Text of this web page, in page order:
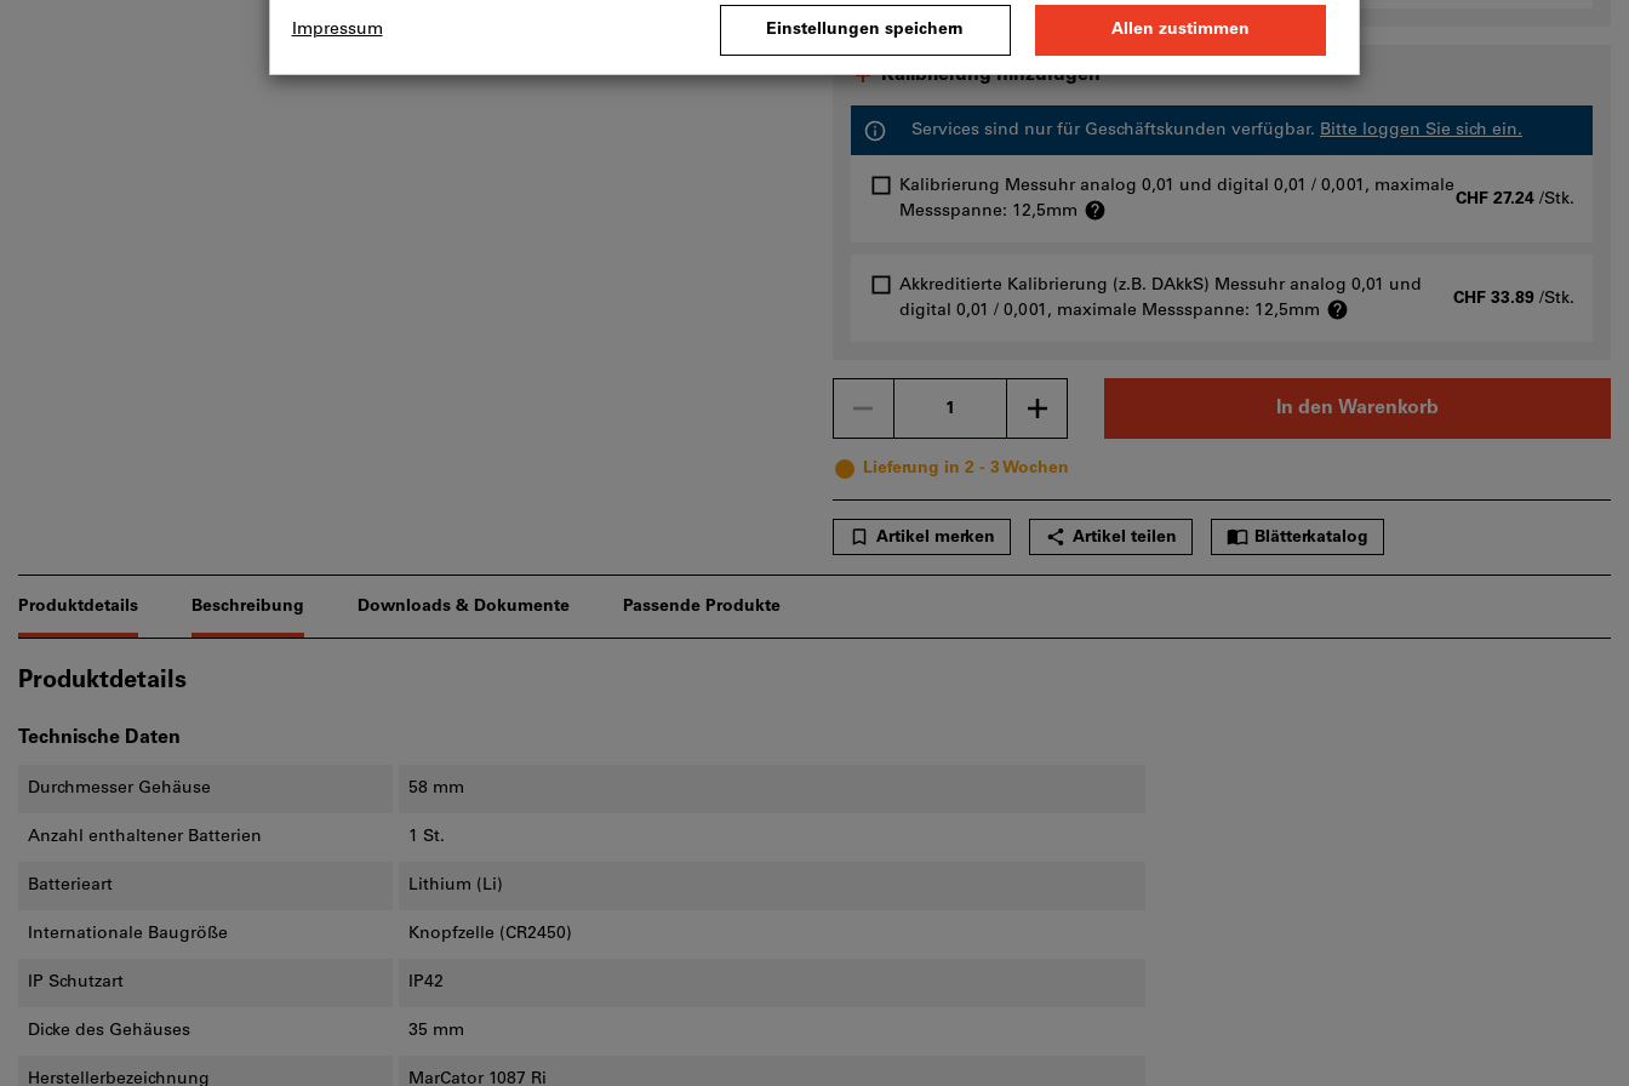
Kalibrierung hinzufügen
Services sind nur für Geschäftskunden verfügbar. Bitte loggen Sie sich ein.
Kalibrierung Messuhr analog 0,01 und digital 0,01 / 0,001, maximale
Messspanne: 12,5mm
CHF 27.24 /Stk.
Akkreditierte Kalibrierung (z.B. DAkkS) Messuhr analog 0,01 und
digital 0,01 / 0,001, maximale Messspanne: 12,5mm
CHF 33.89 /Stk.
In den Warenkorb
Lieferung in 2 - 3 Wochen
Artikel merken Artikel teilen Blätterkatalog
Produktdetails Beschreibung Downloads & Dokumente Passende Produkte
Produktdetails
Technische Daten
Durchmesser Gehäuse 58 mm
Anzahl enthaltener Batterien 1 St.
Batterieart Lithium (Li)
Internationale Baugröße Knopfzelle (CR2450)
IP Schutzart IP42
Dicke des Gehäuses 35 mm
Herstellerbezeichnung MarCator 1087 Ri